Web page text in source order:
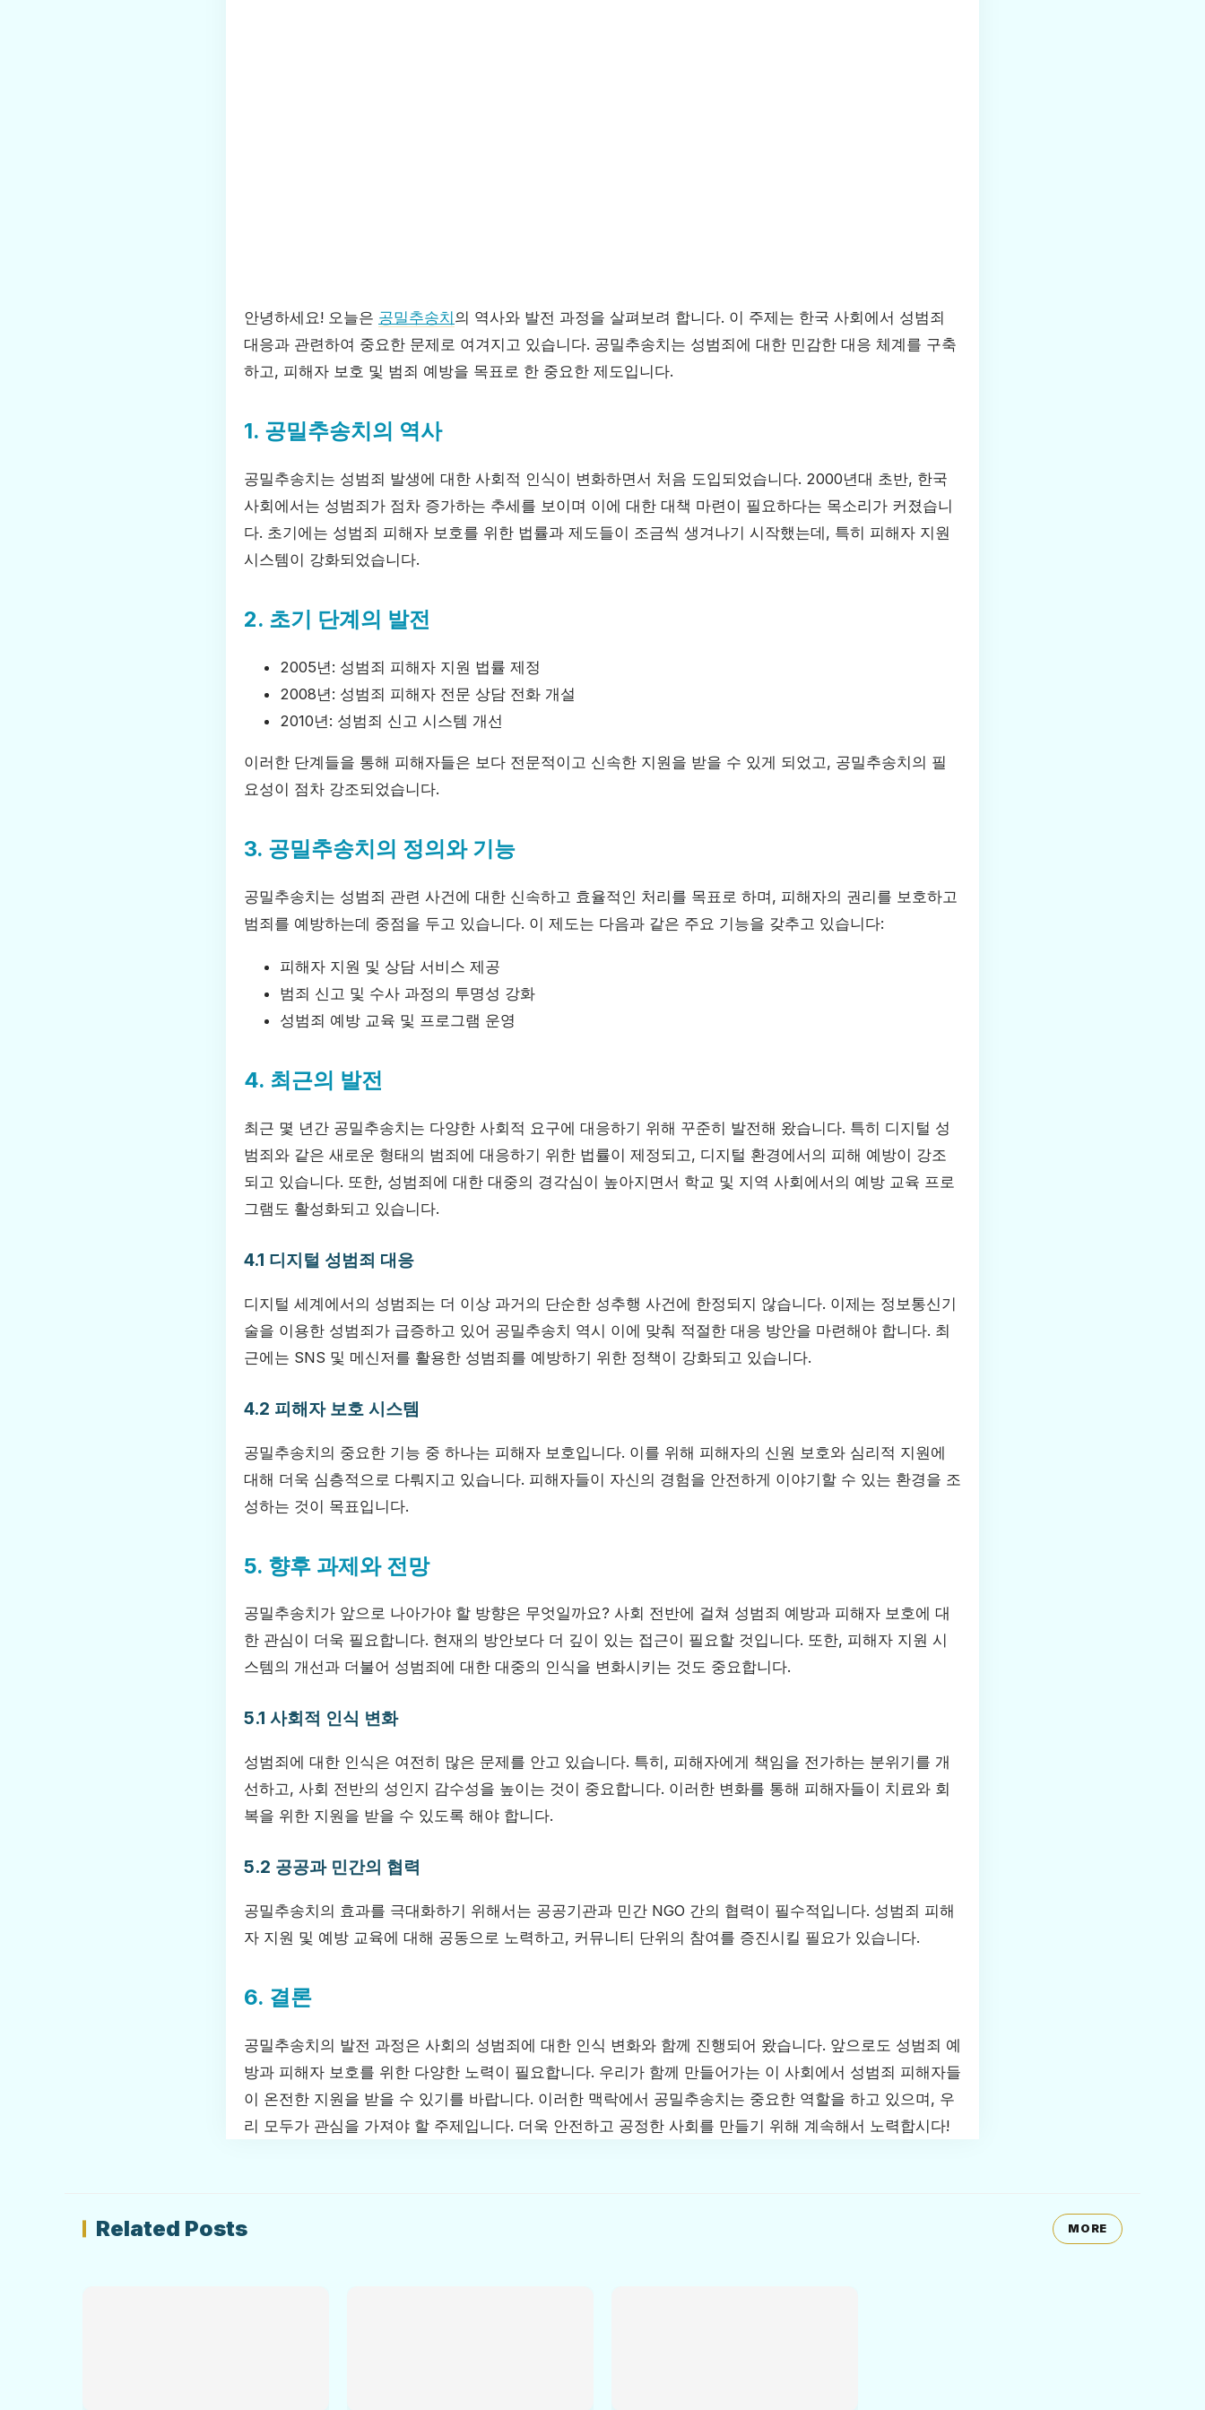
안녕하세요! 오늘은 공밀추송치 의 역사와 발전 과정을 살펴보려 합니다. 이 주제는 한국 사회에서 성범죄
대응과 관련하여 중요한 문제로 여겨지고 있습니다. 공밀추송치는 성범죄에 대한 민감한 대응 체계를 구축
하고, 피해자 보호 및 범죄 예방을 목표로 한 중요한 제도입니다.
1. 공밀추송치의 역사
공밀추송치는 성범죄 발생에 대한 사회적 인식이 변화하면서 처음 도입되었습니다. 2000년대 초반, 한국
사회에서는 성범죄가 점차 증가하는 추세를 보이며 이에 대한 대책 마련이 필요하다는 목소리가 커졌습니
다. 초기에는 성범죄 피해자 보호를 위한 법률과 제도들이 조금씩 생겨나기 시작했는데, 특히 피해자 지원
시스템이 강화되었습니다.
2. 초기 단계의 발전
2005년: 성범죄 피해자 지원 법률 제정
2008년: 성범죄 피해자 전문 상담 전화 개설
2010년: 성범죄 신고 시스템 개선
이러한 단계들을 통해 피해자들은 보다 전문적이고 신속한 지원을 받을 수 있게 되었고, 공밀추송치의 필
요성이 점차 강조되었습니다.
3. 공밀추송치의 정의와 기능
공밀추송치는 성범죄 관련 사건에 대한 신속하고 효율적인 처리를 목표로 하며, 피해자의 권리를 보호하고
범죄를 예방하는데 중점을 두고 있습니다. 이 제도는 다음과 같은 주요 기능을 갖추고 있습니다:
피해자 지원 및 상담 서비스 제공
범죄 신고 및 수사 과정의 투명성 강화
성범죄 예방 교육 및 프로그램 운영
4. 최근의 발전
최근 몇 년간 공밀추송치는 다양한 사회적 요구에 대응하기 위해 꾸준히 발전해 왔습니다. 특히 디지털 성
범죄와 같은 새로운 형태의 범죄에 대응하기 위한 법률이 제정되고, 디지털 환경에서의 피해 예방이 강조
되고 있습니다. 또한, 성범죄에 대한 대중의 경각심이 높아지면서 학교 및 지역 사회에서의 예방 교육 프로
그램도 활성화되고 있습니다.
4.1 디지털 성범죄 대응
디지털 세계에서의 성범죄는 더 이상 과거의 단순한 성추행 사건에 한정되지 않습니다. 이제는 정보통신기
술을 이용한 성범죄가 급증하고 있어 공밀추송치 역시 이에 맞춰 적절한 대응 방안을 마련해야 합니다. 최
근에는 SNS 및 메신저를 활용한 성범죄를 예방하기 위한 정책이 강화되고 있습니다.
4.2 피해자 보호 시스템
공밀추송치의 중요한 기능 중 하나는 피해자 보호입니다. 이를 위해 피해자의 신원 보호와 심리적 지원에
대해 더욱 심층적으로 다뤄지고 있습니다. 피해자들이 자신의 경험을 안전하게 이야기할 수 있는 환경을 조
성하는 것이 목표입니다.
5. 향후 과제와 전망
공밀추송치가 앞으로 나아가야 할 방향은 무엇일까요? 사회 전반에 걸쳐 성범죄 예방과 피해자 보호에 대
한 관심이 더욱 필요합니다. 현재의 방안보다 더 깊이 있는 접근이 필요할 것입니다. 또한, 피해자 지원 시
스템의 개선과 더불어 성범죄에 대한 대중의 인식을 변화시키는 것도 중요합니다.
5.1 사회적 인식 변화
성범죄에 대한 인식은 여전히 많은 문제를 안고 있습니다. 특히, 피해자에게 책임을 전가하는 분위기를 개
선하고, 사회 전반의 성인지 감수성을 높이는 것이 중요합니다. 이러한 변화를 통해 피해자들이 치료와 회
복을 위한 지원을 받을 수 있도록 해야 합니다.
5.2 공공과 민간의 협력
공밀추송치의 효과를 극대화하기 위해서는 공공기관과 민간 NGO 간의 협력이 필수적입니다. 성범죄 피해
자 지원 및 예방 교육에 대해 공동으로 노력하고, 커뮤니티 단위의 참여를 증진시킬 필요가 있습니다.
6. 결론
공밀추송치의 발전 과정은 사회의 성범죄에 대한 인식 변화와 함께 진행되어 왔습니다. 앞으로도 성범죄 예
방과 피해자 보호를 위한 다양한 노력이 필요합니다. 우리가 함께 만들어가는 이 사회에서 성범죄 피해자들
이 온전한 지원을 받을 수 있기를 바랍니다. 이러한 맥락에서 공밀추송치는 중요한 역할을 하고 있으며, 우
리 모두가 관심을 가져야 할 주제입니다. 더욱 안전하고 공정한 사회를 만들기 위해 계속해서 노력합시다!
Related Posts MORE